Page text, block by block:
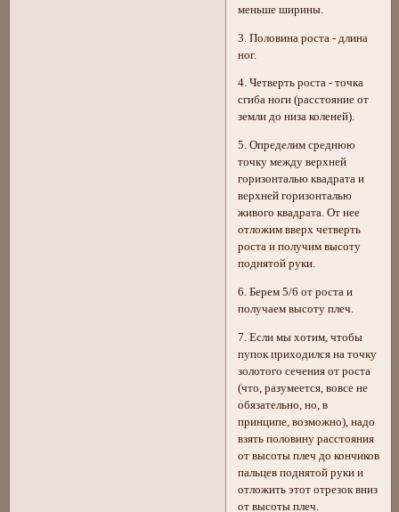
меньше ширины.
3. Половина роста - длина
ног.
4. Четверть роста - точка
сгиба ноги (расстояние от
земли до низа коленей).
5. Определим среднюю
точку между верхней
горизонталью квадрата и
верхней горизонталью
живого квадрата. От нее
отложим вверх четверть
роста и получим высоту
поднятой руки.
6. Берем 5/6 от роста и
получаем высоту плеч.
7. Если мы хотим, чтобы
пупок приходился на точку
золотого сечения от роста
(что, разумеется, вовсе не
обязательно, но, в
принципе, возможно), надо
взять половину расстояния
от высоты плеч до кончиков
пальцев поднятой руки и
отложить этот отрезок вниз
от высоты плеч.